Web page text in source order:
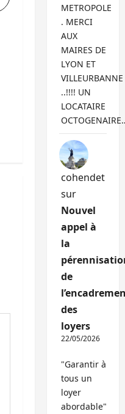
METROPOLE
. MERCI
AUX
MAIRES DE
LYON ET
VILLEURBANNE
..!!!! UN
LOCATAIRE
cohendet
sur
Nouvel
appel à
la
de
des
loyers
22/05/2026
"Garantir à
tous un
loyer
abordable"